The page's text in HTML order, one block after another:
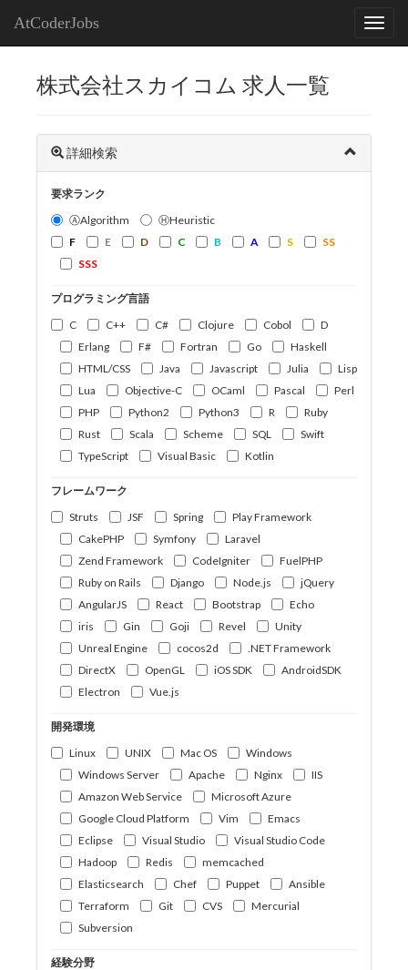
AtCoderJobs
株式会社スカイコム 求人一覧
詳細検索
要求ランク
ⒶAlgorithm
ⒽHeuristic
F
E D C B A S
SS
SSS
プログラミング言語
C
C++ C# Clojure Cobol
D
Erlang
F# Fortran Go
Haskell
HTML/CSS
Java Javascript Julia
Lisp
Lua
Objective-C OCaml Pascal
Perl
PHP
Python2 Python3 R
Ruby
Rust
Scala Scheme SQL
Swift
TypeScript
Visual Basic Kotlin
フレームワーク
Struts
JSF Spring
Play Framework
CakePHP
Symfony
Laravel
Zend Framework
CodeIgniter
FuelPHP
Ruby on Rails
Django Node.js
jQuery
AngularJS
React Bootstrap
Echo
iris
Gin Goji Revel
Unity
Unreal Engine
cocos2d
.NET Framework
DirectX
OpenGL iOS SDK
AndroidSDK
Electron
Vue.js
開発環境
Linux
UNIX Mac OS
Windows
Windows Server
Apache Nginx
IIS
Amazon Web Service
Microsoft Azure
Google Cloud Platform
Vim
Emacs
Eclipse
Visual Studio
Visual Studio Code
Hadoop
Redis
memcached
Elasticsearch
Chef Puppet
Ansible
Terraform
Git CVS
Mercurial
Subversion
経験分野